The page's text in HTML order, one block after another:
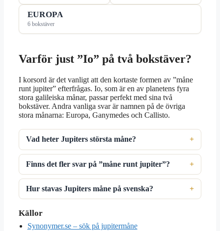
EUROPA
6 bokstäver
Varför just ”Io” på två bokstäver?
I korsord är det vanligt att den kortaste formen av ”måne
runt jupiter” efterfrågas. Io, som är en av planetens fyra
stora galileiska månar, passar perfekt med sina två
bokstäver. Andra vanliga svar är namnen på de övriga
stora månarna: Europa, Ganymedes och Callisto.
Vad heter Jupiters största måne?
Finns det fler svar på ”måne runt jupiter”?
Hur stavas Jupiters måne på svenska?
Källor
Synonymer.se – sök på jupitermåne